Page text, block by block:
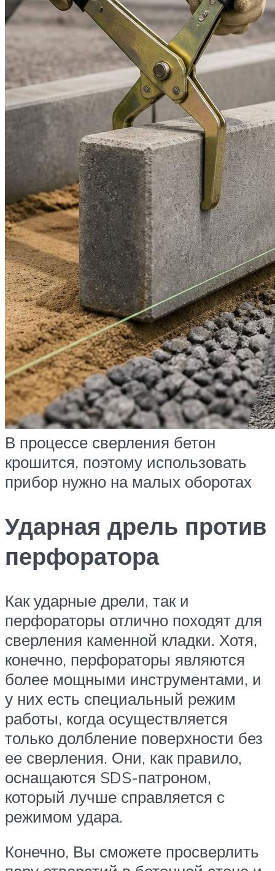
В процессе сверления бетон
крошится, поэтому использовать
прибор нужно на малых оборотах
Ударная дрель против
перфоратора
Как ударные дрели, так и
перфораторы отлично походят для
сверления каменной кладки. Хотя,
конечно, перфораторы являются
более мощными инструментами, и
у них есть специальный режим
работы, когда осуществляется
только долбление поверхности без
ее сверления. Они, как правило,
оснащаются SDS-патроном,
который лучше справляется с
режимом удара.
Конечно, Вы сможете просверлить